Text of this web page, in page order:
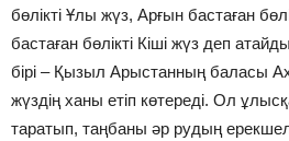
бөлікті Ұлы жүз, Арғын бастаған
бастаған бөлікті Кіші жүз деп
бірі – Қызыл Арыстанның баласы
жүздің ханы етіп көтереді. Ол
таратып, таңбаны әр рудың